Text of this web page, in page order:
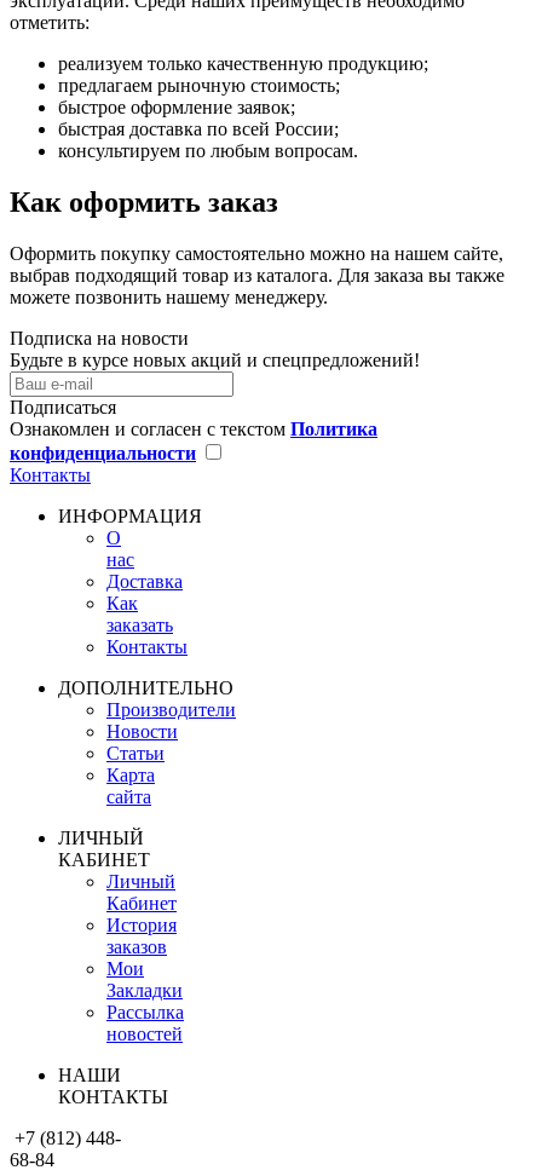
отметить:
реализуем только качественную продукцию;
предлагаем рыночную стоимость;
быстрое оформление заявок;
быстрая доставка по всей России;
консультируем по любым вопросам.
Как оформить заказ
Оформить покупку самостоятельно можно на нашем сайте,
выбрав подходящий товар из каталога. Для заказа вы также
можете позвонить нашему менеджеру.
Подписка на новости
Будьте в курсе новых акций и спецпредложений!
Подписаться
Ознакомлен и согласен с текстом Политика
конфиденциальности
Контакты
ИНФОРМАЦИЯ
О
нас
Доставка
Как
заказать
Контакты
ДОПОЛНИТЕЛЬНО
Производители
Новости
Статьи
Карта
сайта
ЛИЧНЫЙ
КАБИНЕТ
Личный
Кабинет
История
заказов
Мои
Закладки
Рассылка
новостей
НАШИ
КОНТАКТЫ
+7 (812) 448-
68-84